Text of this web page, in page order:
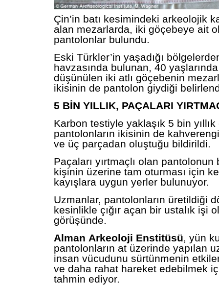
Çin’in batı kesimindeki arkeolojik
alan mezarlarda, iki göçebeye ait
pantolonlar bulundu.
Eski Türkler’in yaşadığı
havzasında bulunan, 40
düşünülen iki atlı göçebenin
ikisinin de pantolon giydiği
5 BİN YILLIK, PAÇALARI
Karbon testiyle yaklaşık 5 bin
pantolonların ikisinin de
ve üç parçadan oluştuğu bildirildi.
Paçaları yırtmaçlı olan
kişinin üzerine tam oturması için
kayışlara uygun yerler bulunuyor.
Uzmanlar, pantolonların üretildiği
kesinlikle çığır açan bir ustalık işi
görüşünde.
Alman Arkeoloji Enstitüsü, yün
pantolonların at üzerinde yapılan
insan vücudunu sürtünmenin
ve daha rahat hareket edebilmek
tahmin ediyor.